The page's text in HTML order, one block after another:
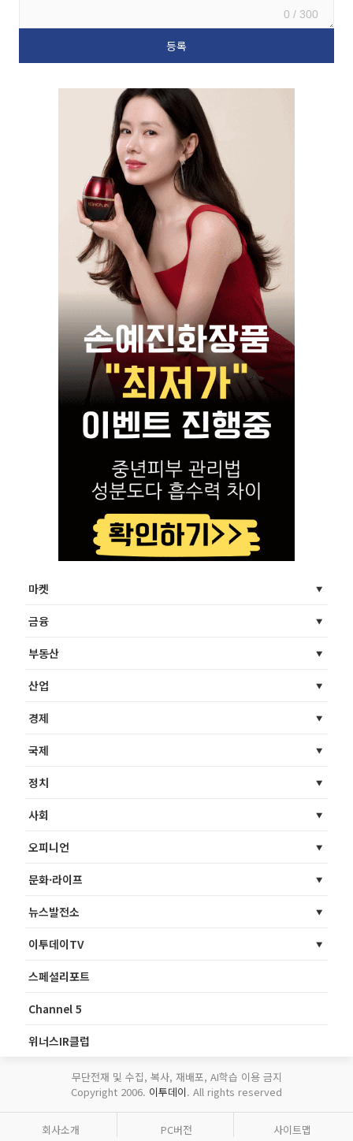
0 / 300
마켓
금융
부동산
산업
경제
국제
정치
사회
오피니언
문화·라이프
뉴스발전소
이투데이TV
스페셜리포트
Channel 5
위너스IR클럽
무단전재 및 수집, 복사, 재배포, AI학습 이용 금지
Copyright 2006. 이투데이. All rights reserved
회사소개 PC버전 사이트맵